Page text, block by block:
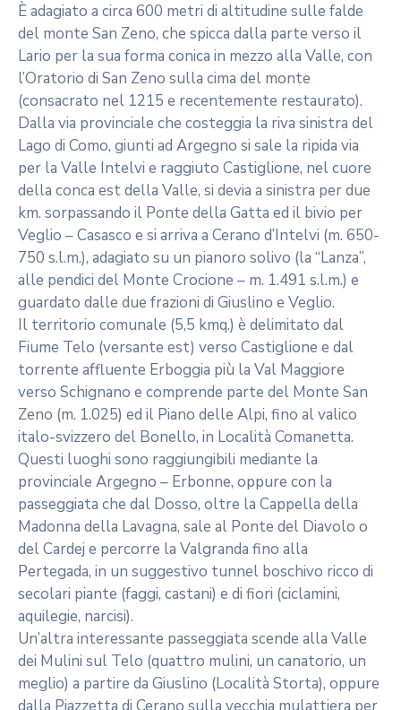
È adagiato a circa 600 metri di altitudine sulle falde
del monte San Zeno, che spicca dalla parte verso il
Lario per la sua forma conica in mezzo alla Valle, con
l’Oratorio di San Zeno sulla cima del monte
(consacrato nel 1215 e recentemente restaurato).
Dalla via provinciale che costeggia la riva sinistra del
Lago di Como, giunti ad Argegno si sale la ripida via
per la Valle Intelvi e raggiuto Castiglione, nel cuore
della conca est della Valle, si devia a sinistra per due
km. sorpassando il Ponte della Gatta ed il bivio per
Veglio – Casasco e si arriva a Cerano d’Intelvi (m. 650-
750 s.l.m.), adagiato su un pianoro solivo (la “Lanza”,
alle pendici del Monte Crocione – m. 1.491 s.l.m.) e
guardato dalle due frazioni di Giuslino e Veglio.
Il territorio comunale (5,5 kmq.) è delimitato dal
Fiume Telo (versante est) verso Castiglione e dal
torrente affluente Erboggia più la Val Maggiore
verso Schignano e comprende parte del Monte San
Zeno (m. 1.025) ed il Piano delle Alpi, fino al valico
italo-svizzero del Bonello, in Località Comanetta.
Questi luoghi sono raggiungibili mediante la
provinciale Argegno – Erbonne, oppure con la
passeggiata che dal Dosso, oltre la Cappella della
Madonna della Lavagna, sale al Ponte del Diavolo o
del Cardej e percorre la Valgranda fino alla
Pertegada, in un suggestivo tunnel boschivo ricco di
secolari piante (faggi, castani) e di fiori (ciclamini,
aquilegie, narcisi).
Un’altra interessante passeggiata scende alla Valle
dei Mulini sul Telo (quattro mulini, un canatorio, un
meglio) a partire da Giuslino (Località Storta), oppure